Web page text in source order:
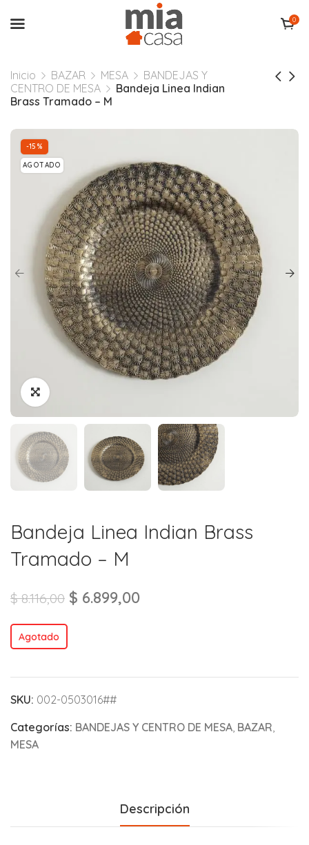
0
Inicio BAZAR MESA
BANDEJAS Y
CENTRO DE MESA
Bandeja Linea Indian
Brass Tramado – M
-15%
AGOTADO
Bandeja Linea Indian Brass
Tramado – M
$8.116,00 $ 6.899,00
Agotado
SKU: 002-0503016##
Categorías: BANDEJAS Y CENTRO DE MESA, BAZAR,
MESA
Descripción